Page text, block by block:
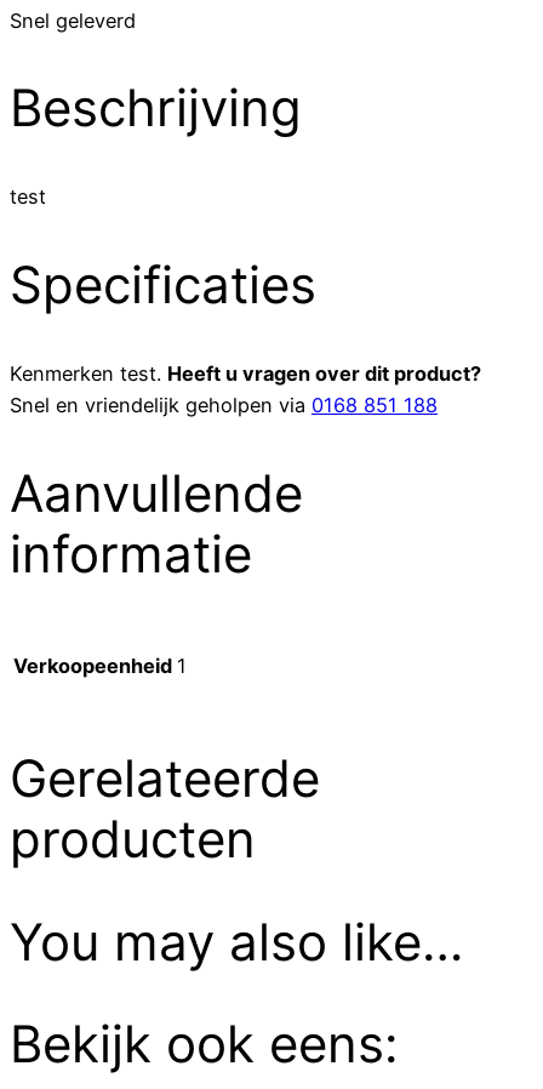
Snel geleverd
Beschrijving
test
Specificaties
Kenmerken test. Heeft u vragen over dit product?
Snel en vriendelijk geholpen via 0168 851 188
Aanvullende
informatie
Verkoopeenheid 1
Gerelateerde
producten
You may also like…
Bekijk ook eens: